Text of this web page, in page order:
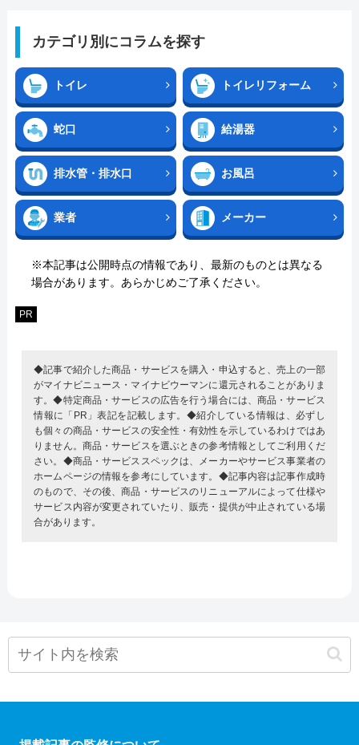
カテゴリ別にコラムを探す
トイレ トイレリフォーム
蛇口 給湯器
排水管・排水口 お風呂
業者 メーカー
※本記事は公開時点の情報であり、最新のものとは異なる
場合があります。あらかじめご了承ください。
PR
◆記事で紹介した商品・サービスを購入・申込すると、売上の一部
がマイナビニュース・マイナビウーマンに還元されることがありま
す。◆特定商品・サービスの広告を行う場合には、商品・サービス
情報に「PR」表記を記載します。◆紹介している情報は、必ずし
も個々の商品・サービスの安全性・有効性を示しているわけではあ
りません。商品・サービスを選ぶときの参考情報としてご利用くだ
さい。◆商品・サービススペックは、メーカーやサービス事業者の
ホームページの情報を参考にしています。◆記事内容は記事作成時
のもので、その後、商品・サービスのリニューアルによって仕様や
サービス内容が変更されていたり、販売・提供が中止されている場
合があります。